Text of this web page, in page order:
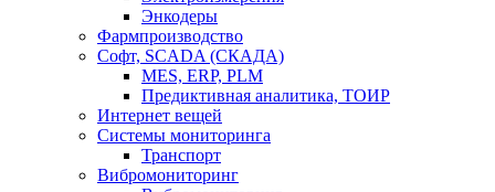
Энкодеры
Фармпроизводство
Софт, SCADA (СКАДА)
MES, ERP, PLM
Предиктивная аналитика, ТОИР
Интернет вещей
Системы мониторинга
Транспорт
Вибромониторинг